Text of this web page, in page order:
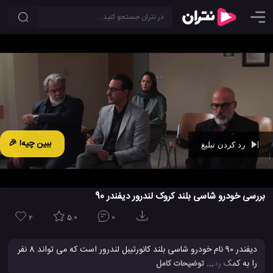
ببین چیه! 🎉
بررسی خودرو شاسی بلند کروک لندرور دیفندر 90
2 5.0 0
دیفندر 90 نام خودرو شاسی بلند کانورتیبل لندرور است که می تواند 8 نفر
را به کمک ردیف سوم صندلی هایش، در یک سفر جا به جا کند. این
... توضیحات کامل